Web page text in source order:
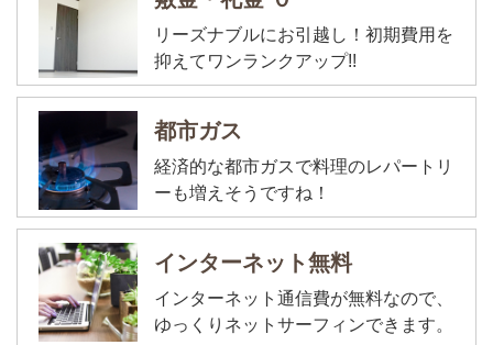
リーズナブルにお引越し！初期費用を
抑えてワンランクアップ!!
都市ガス
経済的な都市ガスで料理のレパートリ
ーも増えそうですね！
インターネット無料
インターネット通信費が無料なので、
ゆっくりネットサーフィンできます。